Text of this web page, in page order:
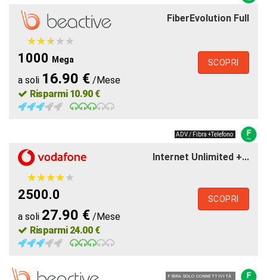
FiberEvolution Full
★★★★★
★★★★★
1000 Mega
a soli 16.90 € /Mese
Risparmi 10.90 €
SCOPRI
ADV / Fibra +Telefono
Internet Unlimited +...
★★★★★
★★★★★
2500.0
a soli 27.90 € /Mese
Risparmi 24.00 €
SCOPRI
FIBRA SOLO CONNETTIVITÀ